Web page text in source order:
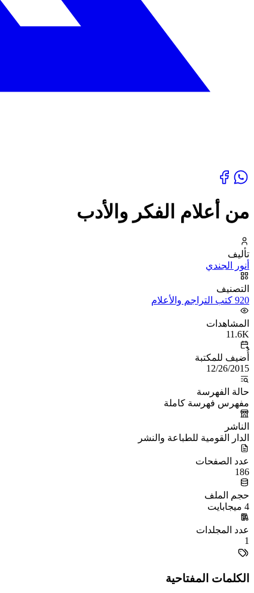
من أعلام الفكر والأدب
تأليف
أنور الجندي
التصنيف
920 كتب التراجم والأعلام
المشاهدات
11.6K
أُضيف للمكتبة
12/26/2015
حالة الفهرسة
مفهرس فهرسة كاملة
الناشر
الدار القومية للطباعة والنشر
عدد الصفحات
186
حجم الملف
4 ميجابايت
عدد المجلدات
1
الكلمات المفتاحية